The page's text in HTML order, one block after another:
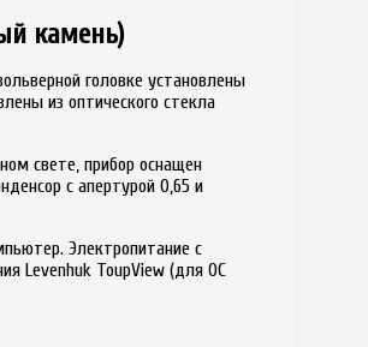
камень)
головке установлены
из оптического стекла
свете, прибор оснащен
с апертурой 0,65 и
Электропитание с
Levenhuk ToupView (для ОС